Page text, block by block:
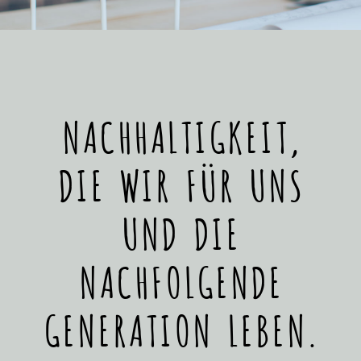
NACHHALTIGKEIT,
DIE WIR FÜR UNS
UND DIE
NACHFOLGENDE
GENERATION LEBEN.